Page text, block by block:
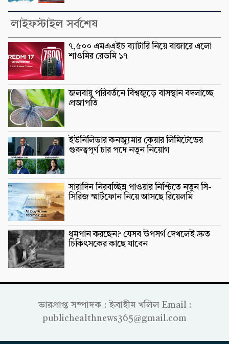
লাইফস্টাইল সর্বশেষ
৭,৫০০ এমএএইচ ব্যাটারি নিয়ে বাজারে এলো
শাওমির রেডমি ১৭
জলবায়ু পরিবর্তনে বিশ্বজুড়ে বাসস্থান বদলাচ্ছে
প্রজাপতি
ইউনিলিভার কনজ্যুমার কেয়ার লিমিটেডের
গুরুত্বপূর্ণ চার পদে নতুন নিয়োগ
সারাদিন নিরবচ্ছিন্ন পাওয়ার নিশ্চিতে নতুন সি-
সিরিজ স্মার্টফোন নিয়ে আসছে রিয়েলমি
ধূমপান করছেন? যেসব উপসর্গ দেখলেই দ্রুত
চিকিৎসকের কাছে যাবেন
ভারপ্রাপ্ত সম্পাদক : ইব্রাহীম খলিল Email :
publichealthnews365@gmail.com